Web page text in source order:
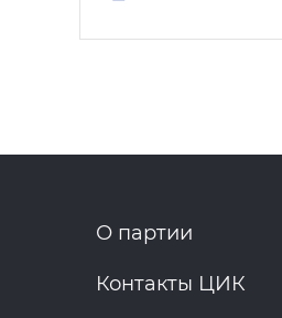
О партии
Контакты ЦИК